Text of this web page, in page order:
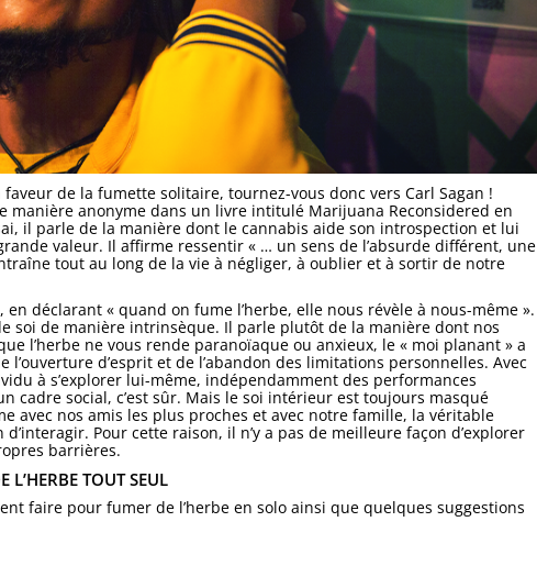
de la fumette solitaire, tournez-vous donc vers Carl Sagan !
manière anonyme dans un livre intitulé Marijuana Reconsidered en
il parle de la manière dont le cannabis aide son introspection et lui
valeur. Il affirme ressentir « … un sens de l’absurde différent, une
tout au long de la vie à négliger, à oublier et à sortir de notre
déclarant « quand on fume l’herbe, elle nous révèle à nous-même ».
soi de manière intrinsèque. Il parle plutôt de la manière dont nos
l’herbe ne vous rende paranoïaque ou anxieux, le « moi planant » a
d’esprit et de l’abandon des limitations personnelles. Avec
à s’explorer lui-même, indépendamment des performances
cadre social, c’est sûr. Mais le soi intérieur est toujours masqué
avec nos amis les plus proches et avec notre famille, la véritable
Pour cette raison, il n’y a pas de meilleure façon d’explorer
barrières.
TOUT SEUL
faire pour fumer de l’herbe en solo ainsi que quelques suggestions